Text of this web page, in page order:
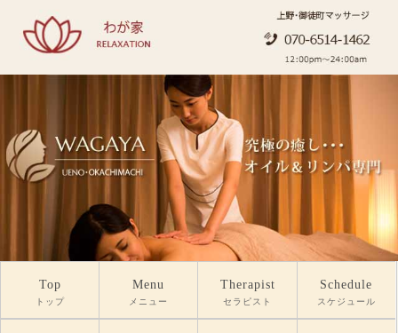
Top
トップ
Menu
メニュー
Therapist
セラピスト
Schedule
スケジュール